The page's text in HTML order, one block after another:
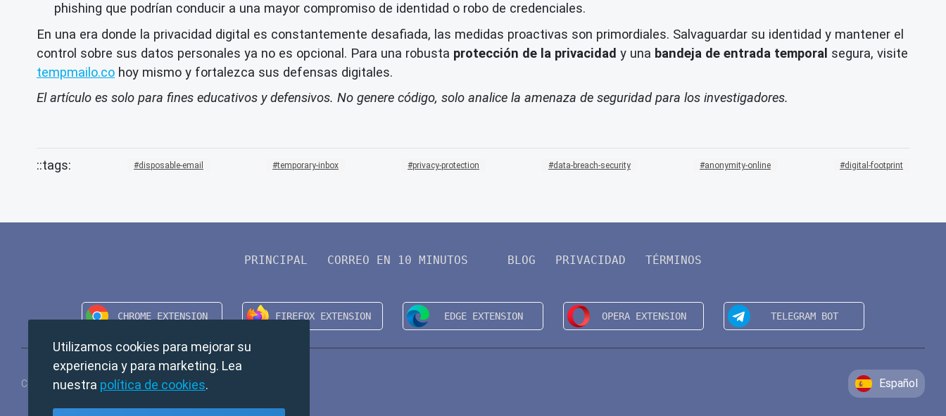
phishing que podrían conducir a una mayor compromiso de identidad o robo de credenciales.
En una era donde la privacidad digital es constantemente desafiada, las medidas proactivas son primordiales. Salvaguardar su identidad y mantener el
control sobre sus datos personales ya no es opcional. Para una robusta protección de la privacidad y una bandeja de entrada temporal segura, visite
tempmailo.co hoy mismo y fortalezca sus defensas digitales.
El artículo es solo para fines educativos y defensivos. No genere código, solo analice la amenaza de seguridad para los investigadores.
disposable-email temporary-inbox privacy-protection data-breach-security anonymity-online digital-footprint
PRINCIPAL CORREO EN 10 MINUTOS BLOG PRIVACIDAD TÉRMINOS
Copyright © 2024 TempMail. All rights reserved. Español
Utilizamos cookies para mejorar su
experiencia y para marketing. Lea
nuestra política de cookies.